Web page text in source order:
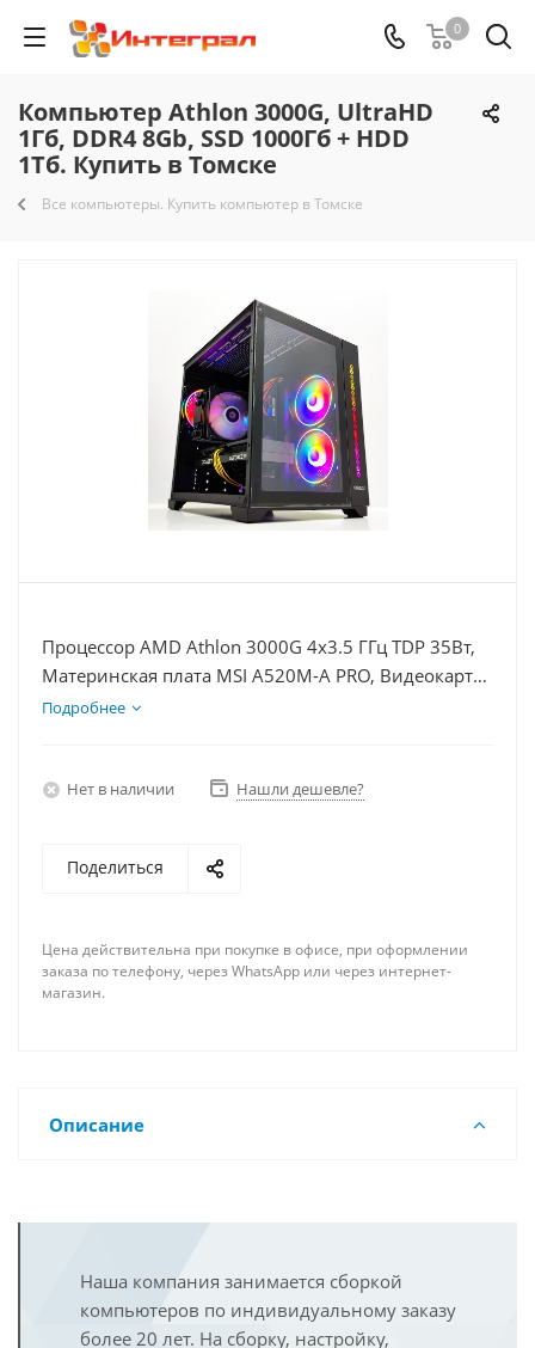
0
Компьютер Athlon 3000G, UltraHD
1Гб, DDR4 8Gb, SSD 1000Гб + HDD
1Тб. Купить в Томске
Все компьютеры. Купить компьютер в Томске
Процессор AMD Athlon 3000G 4x3.5 ГГц TDP 35Вт,
Материнская плата MSI A520M-A PRO, Видеокарта
UltraHD 1Гб, Память DDR4 8Gb, Диски SSD 1000Гб
Подробнее
Нет в наличии Нашли дешевле?
Поделиться
Цена действительна при покупке в офисе, при оформлении
заказа по телефону, через WhatsApp или через интернет-
магазин.
Описание
Наша компания занимается сборкой
компьютеров по индивидуальному заказу
более 20 лет. На сборку, настройку,